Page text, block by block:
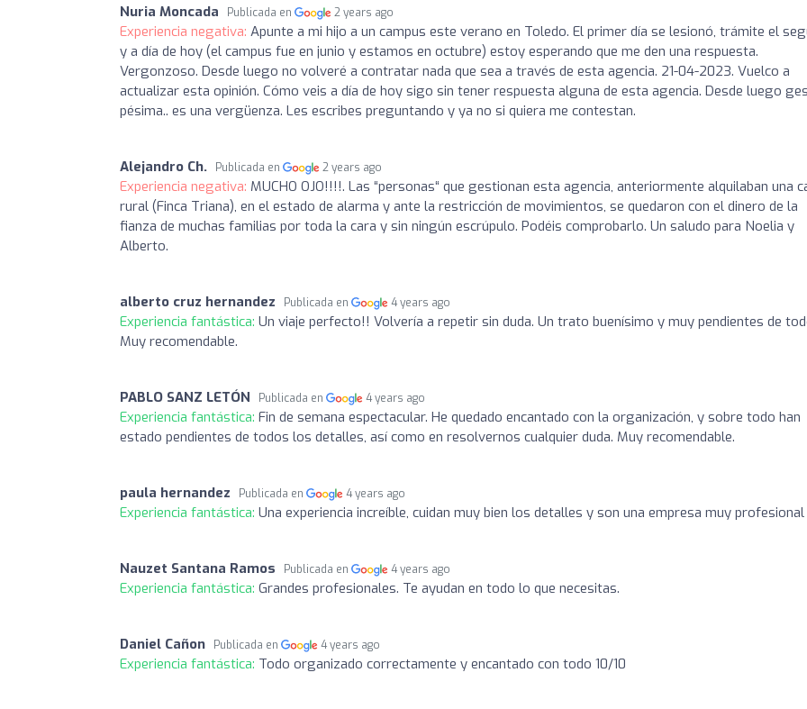
Nuria Moncada Publicada en 2 years ago
Experiencia negativa: Apunte a mi hijo a un campus este verano en Toledo. El primer día se lesionó, trámite el
y a día de hoy (el campus fue en junio y estamos en octubre) estoy esperando que me den una respuesta.
Vergonzoso. Desde luego no volveré a contratar nada que sea a través de esta agencia. 21-04-2023. Vuelco a
actualizar esta opinión. Cómo veis a día de hoy sigo sin tener respuesta alguna de esta agencia. Desde luego
pésima.. es una vergüenza. Les escribes preguntando y ya no si quiera me contestan.
Alejandro Ch. Publicada en 2 years ago
Experiencia negativa: MUCHO OJO!!!!. Las “personas“ que gestionan esta agencia, anteriormente alquilaban una
rural (Finca Triana), en el estado de alarma y ante la restricción de movimientos, se quedaron con el dinero de la
fianza de muchas familias por toda la cara y sin ningún escrúpulo. Podéis comprobarlo. Un saludo para Noelia y
Alberto.
alberto cruz hernandez Publicada en 4 years ago
Experiencia fantástica: Un viaje perfecto!! Volvería a repetir sin duda. Un trato buenísimo y muy pendientes de
Muy recomendable.
PABLO SANZ LETÓN Publicada en 4 years ago
Experiencia fantástica: Fin de semana espectacular. He quedado encantado con la organización, y sobre todo han
estado pendientes de todos los detalles, así como en resolvernos cualquier duda. Muy recomendable.
paula hernandez Publicada en 4 years ago
Experiencia fantástica: Una experiencia increíble, cuidan muy bien los detalles y son una empresa muy profesional
Nauzet Santana Ramos Publicada en 4 years ago
Experiencia fantástica: Grandes profesionales. Te ayudan en todo lo que necesitas.
Daniel Cañon Publicada en 4 years ago
Experiencia fantástica: Todo organizado correctamente y encantado con todo 10/10